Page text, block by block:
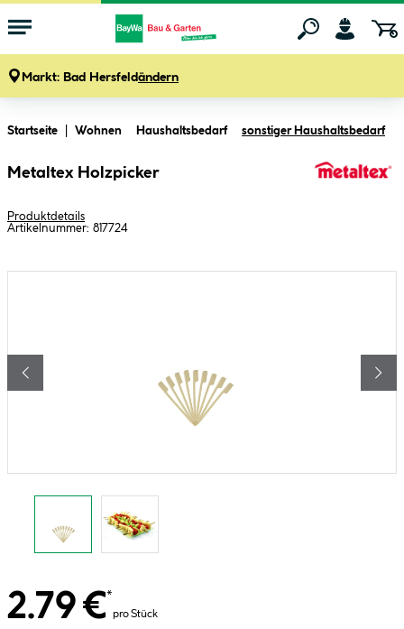
Markt: Bad Hersfeldändern
Startseite Wohnen Haushaltsbedarf sonstiger Haushaltsbedarf
Metaltex Holzpicker
Produktdetails
Artikelnummer: 817724
2.79 €*
pro Stück